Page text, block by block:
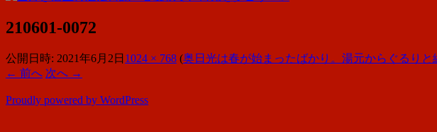
210601-0072
公開日時: 2021年6月2日 1024 × 768 (奥日光は春が始まったばかり。湯元からぐるりと
← 前へ 次へ →
Proudly powered by WordPress